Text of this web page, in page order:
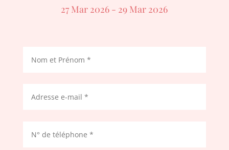
27 Mar 2026 - 29 Mar 2026